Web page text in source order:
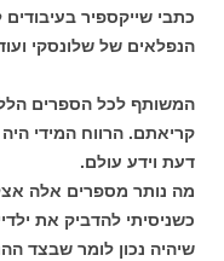
כתבי שייקספיר בעיבודים
הנפלאים של שלונסקי
המשותף לכל הספרים
קריאתם. הרווח המידי
דעת וידע עולם.
מה נותר מספרים אלה
כשניסיתי להדביק את
שיהיה נכון לומר שבצד